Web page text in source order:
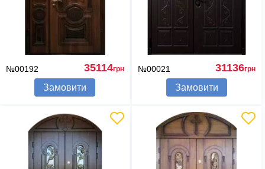
№00192 35114грн
Замовити
№00021 31136грн
Замовити